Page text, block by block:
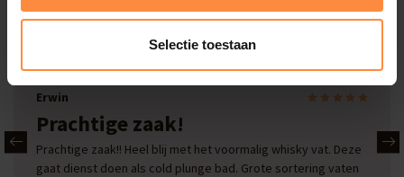
Selectie toestaan
Onze reviews
Erwin
Prachtige zaak!
Prachtige zaak!! Heel blij met het voormalig whisky vat. Deze
gaat dienst doen als cold plunge bad. Grote sortering vaten